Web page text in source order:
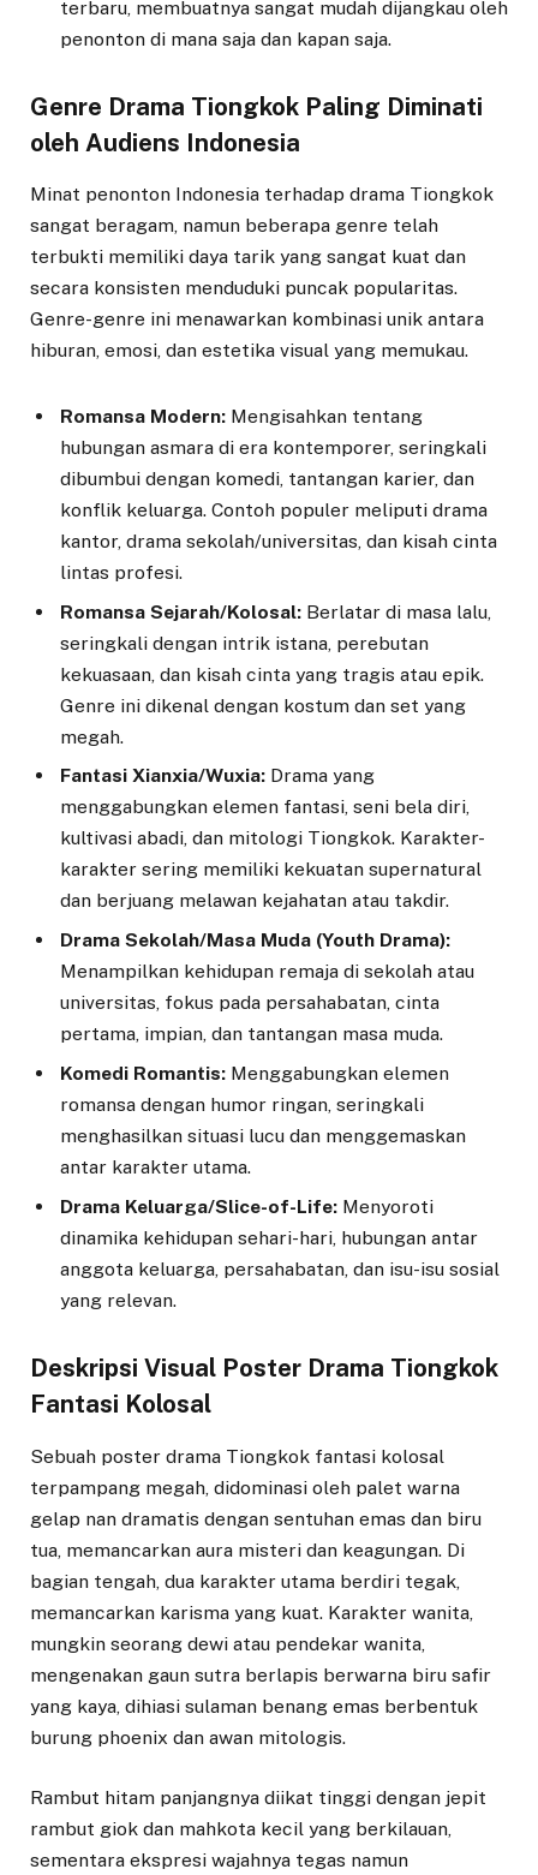
terbaru, membuatnya sangat mudah dijangkau oleh
penonton di mana saja dan kapan saja.
Genre Drama Tiongkok Paling Diminati
oleh Audiens Indonesia
Minat penonton Indonesia terhadap drama Tiongkok
sangat beragam, namun beberapa genre telah
terbukti memiliki daya tarik yang sangat kuat dan
secara konsisten menduduki puncak popularitas.
Genre-genre ini menawarkan kombinasi unik antara
hiburan, emosi, dan estetika visual yang memukau.
Romansa Modern: Mengisahkan tentang
hubungan asmara di era kontemporer, seringkali
dibumbui dengan komedi, tantangan karier, dan
konflik keluarga. Contoh populer meliputi drama
kantor, drama sekolah/universitas, dan kisah cinta
lintas profesi.
Romansa Sejarah/Kolosal: Berlatar di masa lalu,
seringkali dengan intrik istana, perebutan
kekuasaan, dan kisah cinta yang tragis atau epik.
Genre ini dikenal dengan kostum dan set yang
megah.
Fantasi Xianxia/Wuxia: Drama yang
menggabungkan elemen fantasi, seni bela diri,
kultivasi abadi, dan mitologi Tiongkok. Karakter-
karakter sering memiliki kekuatan supernatural
dan berjuang melawan kejahatan atau takdir.
Drama Sekolah/Masa Muda (Youth Drama):
Menampilkan kehidupan remaja di sekolah atau
universitas, fokus pada persahabatan, cinta
pertama, impian, dan tantangan masa muda.
Komedi Romantis: Menggabungkan elemen
romansa dengan humor ringan, seringkali
menghasilkan situasi lucu dan menggemaskan
antar karakter utama.
Drama Keluarga/Slice-of-Life: Menyoroti
dinamika kehidupan sehari-hari, hubungan antar
anggota keluarga, persahabatan, dan isu-isu sosial
yang relevan.
Deskripsi Visual Poster Drama Tiongkok
Fantasi Kolosal
Sebuah poster drama Tiongkok fantasi kolosal
terpampang megah, didominasi oleh palet warna
gelap nan dramatis dengan sentuhan emas dan biru
tua, memancarkan aura misteri dan keagungan. Di
bagian tengah, dua karakter utama berdiri tegak,
memancarkan karisma yang kuat. Karakter wanita,
mungkin seorang dewi atau pendekar wanita,
mengenakan gaun sutra berlapis berwarna biru safir
yang kaya, dihiasi sulaman benang emas berbentuk
burung phoenix dan awan mitologis.
Rambut hitam panjangnya diikat tinggi dengan jepit
rambut giok dan mahkota kecil yang berkilauan,
sementara ekspresi wajahnya tegas namun